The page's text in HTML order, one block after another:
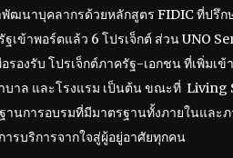
ฒนาบุคลากรด้วยหลักสูตร FIDIC ที่ปรึก
เข้าพอร์ตแล้ว 6 โปรเจ็กต์ ส่วน UNO
รองรับ โปรเจ็กต์ภาครัฐ-เอกชน ที่เพิ่มเ
บาล และโรงแรม เป็นต้น ขณะที่ Living
นการอบรมที่มีมาตรฐานทั้งภายในและ
รบริการจากใจสู่ผู้อยู่อาศัยทุกคน